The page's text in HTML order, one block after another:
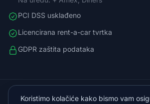
PCI DSS usklađeno
Licencirana rent-a-car tvrtka
GDPR zaštita podataka
info@vista.hr
Koristimo kolačiće kako bismo vam